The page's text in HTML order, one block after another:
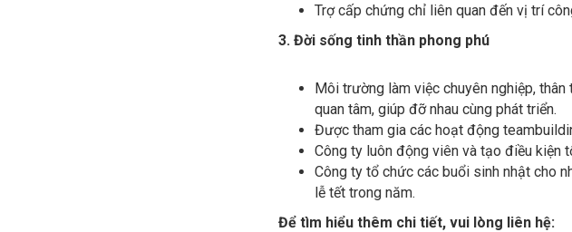
Trợ cấp chứng chỉ liên quan đến vị trí
3. Đời sống tinh thần phong phú
Môi trường làm việc chuyên nghiệp,
quan tâm, giúp đỡ nhau cùng phát triển.
Được tham gia các hoạt động
Công ty luôn động viên và tạo điều kiện
Công ty tổ chức các buổi sinh nhật cho
lễ tết trong năm.
Để tìm hiểu thêm chi tiết, vui lòng liên hệ: